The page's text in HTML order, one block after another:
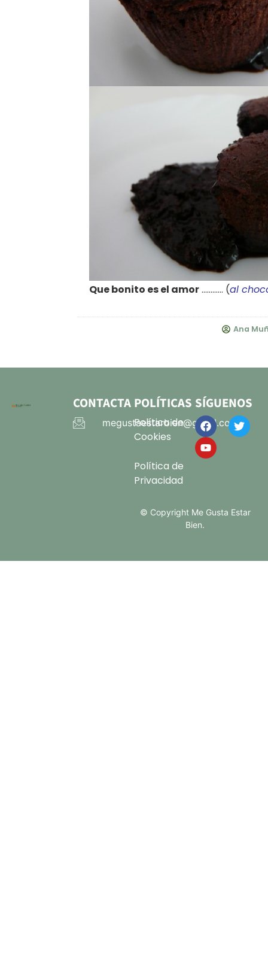
Que bonito es el amor………… (al
Ana
CONTACTA
megustaestarbien@gmail.com
POLÍTICAS
Política de
Cookies
Política de
Privacidad
SÍGUENOS
© Copyright Me Gusta Estar
Bien.